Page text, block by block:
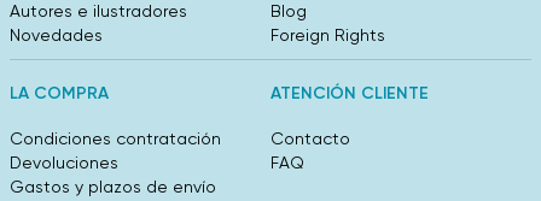
Autores e ilustradores
Novedades
Blog
Foreign Rights
LA COMPRA
Condiciones contratación
Devoluciones
Gastos y plazos de envío
ATENCIÓN CLIENTE
Contacto
FAQ